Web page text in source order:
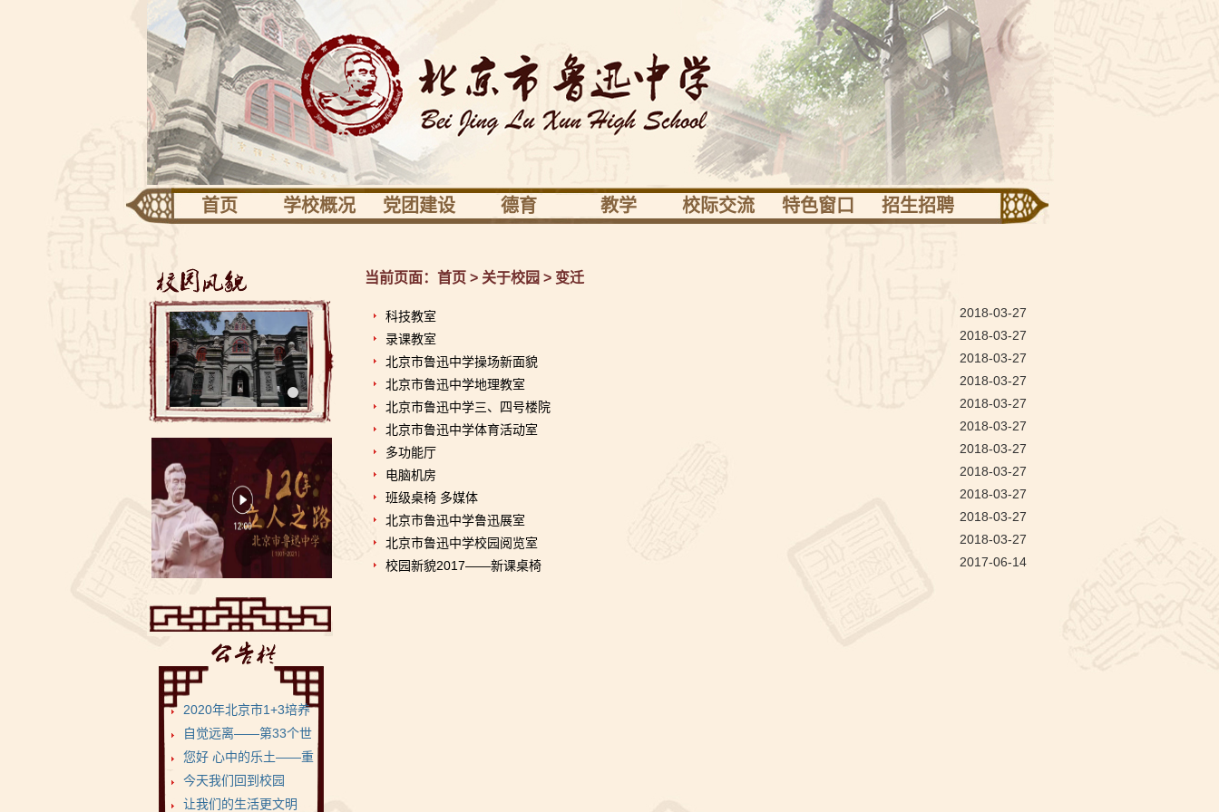
首页 学校概况
关于校园
校长信息
校友园地
党团建设
党建
共青团少先队
工会之家
德育
德育研究
教学 校际交流 特色窗口 招生招聘
2020年北京市1+3培养
试验项目•鲁迅...
自觉远离——第33个世
界无烟日
您好 心中的乐土——重
返健康美丽的菁菁校...
今天我们回到校园
让我们的生活更文明
当前页面： 首页 > 关于校园 > 变迁
科技教室
2018-03-27
录课教室
2018-03-27
北京市鲁迅中学操场新面貌
2018-03-27
北京市鲁迅中学地理教室
2018-03-27
北京市鲁迅中学三、四号楼院
2018-03-27
北京市鲁迅中学体育活动室
2018-03-27
多功能厅
2018-03-27
电脑机房
2018-03-27
班级桌椅 多媒体
2018-03-27
北京市鲁迅中学鲁迅展室
2018-03-27
北京市鲁迅中学校园阅览室
2018-03-27
校园新貌2017——新课桌椅
2017-06-14